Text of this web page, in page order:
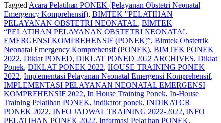
Tagged Acara Pelatihan PONEK (Pelayanan Obstetri Neonatal
Emergency Komprehensif), BIMTEK "PELATIHAN
PELAYANAN OBSTETRI NEONATAL, BIMTEK
“PELATIHAN PELAYANAN OBSTETRI NEONATAL
EMERGENSI KOMPREHENSIF (PONEK)”, Bimtek Obstetrik
Neonatal Emergency Komprehensif (PONEK), BIMTEK PONEK
2022, Diklat PONED, DIKLAT PONED 2022 ARCHIVES, Diklat
Ponek, DIKLAT PONEK 2022, HOUSE TRAINING PONEK
2022, Implementasi Pelayanan Neonatal Emergensi Komprehensif,
IMPLEMENTASI PELAYANAN NEONATAL EMERGENSI
KOMPREHENSIF 2022, In House Training Ponek, In-House
Training Pelatihan PONEK, indikator ponek, INDIKATOR
PONEK 2022, INFO JADWAL TRAINING 2022-2022, INFO
PELATIHAN PONEK 2022, Informasi Pelatihan PONEK,